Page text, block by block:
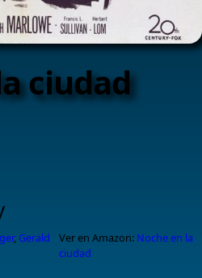
ciudad
,Gerald
Ver en Amazon: Noche en la
ciudad